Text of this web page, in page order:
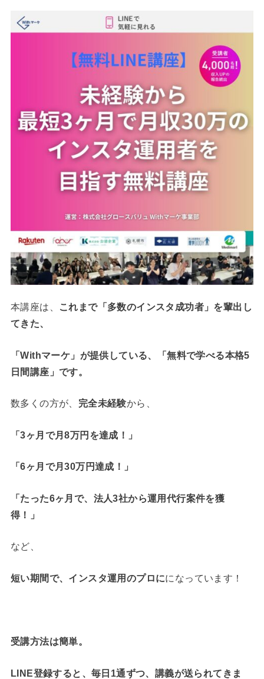
本講座は、
これまで「多数のインスタ成功者」を輩出し
てきた、
「Withマーケ」 が提供している、
「無料で学べる本格5
日間講座」です。
数多くの方が、 完全未経験から、
「3ヶ月で月8万円を達成！」
「6ヶ月で月30万円達成！」
「たった6ヶ月で、法人3社から運用代行案件を獲
得！」
など、
短い期間で、インスタ運用のプロにになっています！
受講方法は簡単。
LINE登録すると、毎日1通ずつ、講義が送られてきま